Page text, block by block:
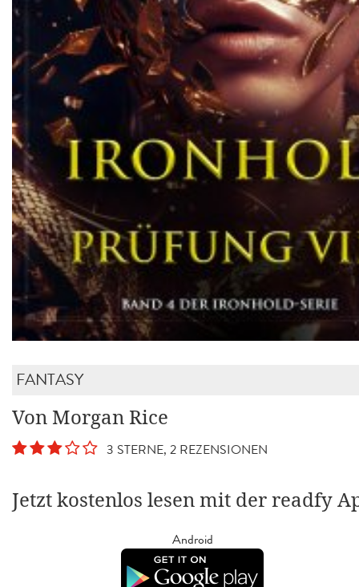
FANTASY
Von Morgan Rice
3 STERNE, 2 REZENSIONEN
Jetzt kostenlos lesen mit der readfy
Android